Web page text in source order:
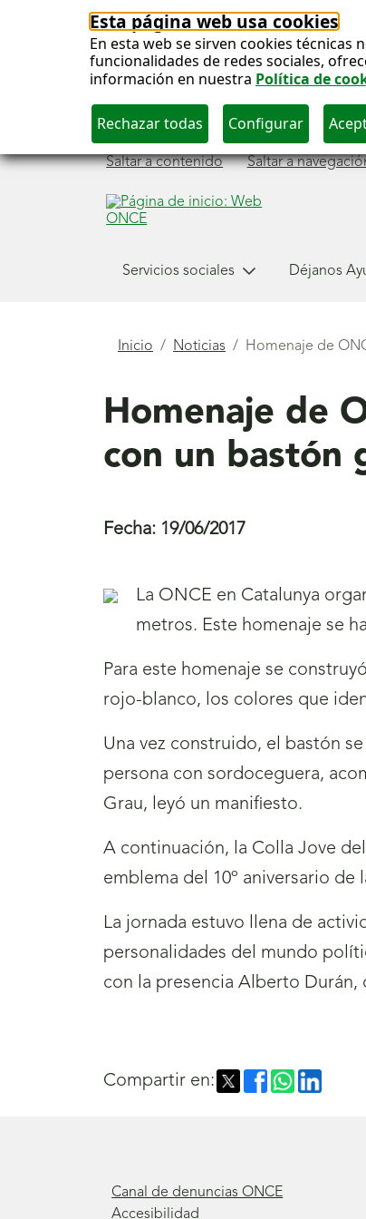
Esta página web usa cookies
En esta web se sirven cookies
funcionalidades de redes sociales,
información en nuestra Política de
Saltar a contenido Saltar a
Servicios sociales Déjanos
Está
Inicio Noticias Homenaje de
Homenaje de
con un bastón
Fecha: 19/06/2017
La ONCE en Catalunya
metros. Este homenaje se
Para este homenaje se
rojo-blanco, los colores que
Una vez construido, el bastón
persona con sordoceguera,
Grau, leyó un manifiesto.
A continuación, la Colla Jove
emblema del 10º aniversario de
La jornada estuvo llena de
personalidades del mundo
con la presencia Alberto
Compartir en:
Canal de denuncias ONCE
Accesibilidad